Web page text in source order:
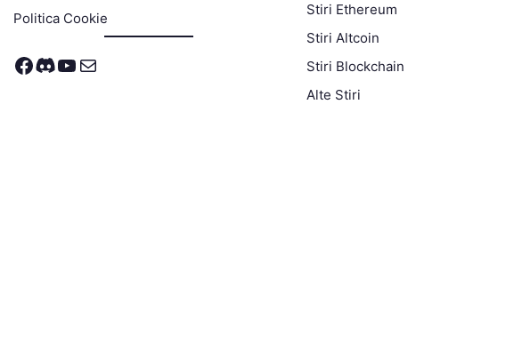
Politica Cookie
Facebook
Discord
YouTube
Mail
Stiri Ethereum
Stiri Altcoin
Stiri Blockchain
Alte Stiri